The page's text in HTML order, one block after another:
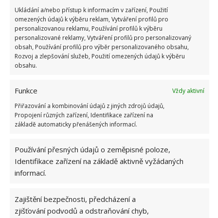
Ukládání a/nebo přístup k informacím v zařízení, Použití
omezených údajů k výběru reklam, Vytváření profilů pro
personalizovanou reklamu, Používání profilů k výběru
personalizované reklamy, Vytváření profilů pro personalizovaný
obsah, Používání profilů pro výběr personalizovaného obsahu,
Rozvoj a zlepšování služeb, Použití omezených údajů k výběru
obsahu.
Funkce
Vždy aktivní
Přiřazování a kombinování údajů z jiných zdrojů údajů,
Propojení různých zařízení, Identifikace zařízení na
základě automaticky přenášených informací.
Používání přesných údajů o zeměpisné poloze,
Identifikace zařízení na základě aktivně vyžádaných
informací.
Zajištění bezpečnosti, předcházení a
zjišťování podvodů a odstraňování chyb,
Jeden z nejúčinnějších způsobů, jak se zbavit
vlhkosti, plísně nebo zápachu, je generální úklid.
Vyndejte veškeré oblečení ze skříně, vyperte ho a
dobře usušte. Samotnou skříň vyčistěte a dobře
pak můžete s klidným svědomím zase vrátit do čisté
skříně. Není žádný důvod, aby dál skříň nebo
oblečení zapáchalo.
prostředky na čištění. Velmi účinnou a používanou
složkou je například jedlá soda, která v kombinaci s
vodou vyčistí i opravdu velké nečistoty a plíseň.
rozmíchat ve dvou sklenicích teplé vody a pomocí